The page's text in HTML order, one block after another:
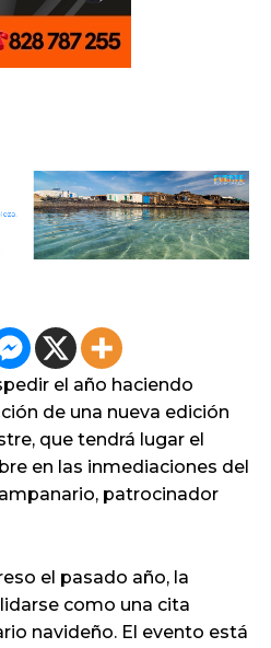
el año haciendo
de una nueva edición
que tendrá lugar el
en las inmediaciones del
patrocinador
el pasado año, la
como una cita
navideño. El evento está